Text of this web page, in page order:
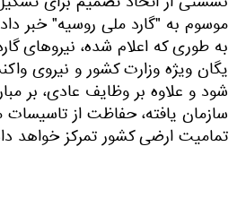
موسوم به "گارد ملی روسیه" خبر
به طوری که اعلام شده، نیروهای
یگان ویژه وزارت کشور و نیروی
‌شود و علاوه بر وظایف عادی، بر
سازمان‌ یافته، حفاظت از
تمامیت ارضی کشور تمرکز خواهد